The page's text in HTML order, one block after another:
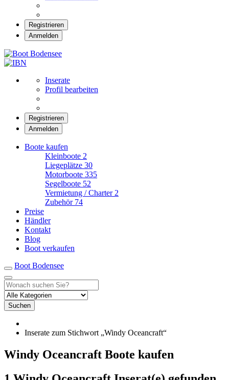
Registrieren
Anmelden
Inserate
Profil bearbeiten
Registrieren
Anmelden
Boote kaufen
Kleinboote 2
Liegeplätze 30
Motorboote 335
Segelboote 52
Vermietung / Charter 2
Zubehör 74
Preise
Händler
Kontakt
Blog
Boot verkaufen
Boot Bodensee
Suchen
Inserate zum Stichwort „Windy Oceancraft“
Windy Oceancraft Boote kaufen